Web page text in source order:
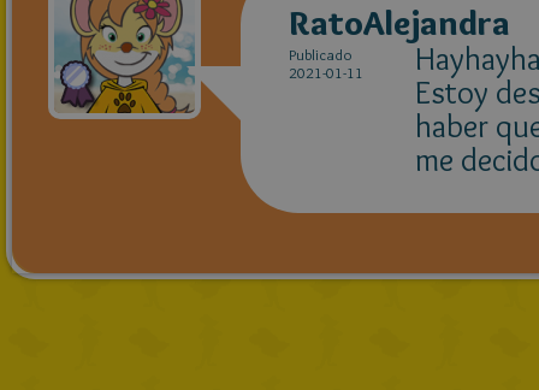
RatoAlejandra
Publicado
2021-01-11
Estoy
haber
me